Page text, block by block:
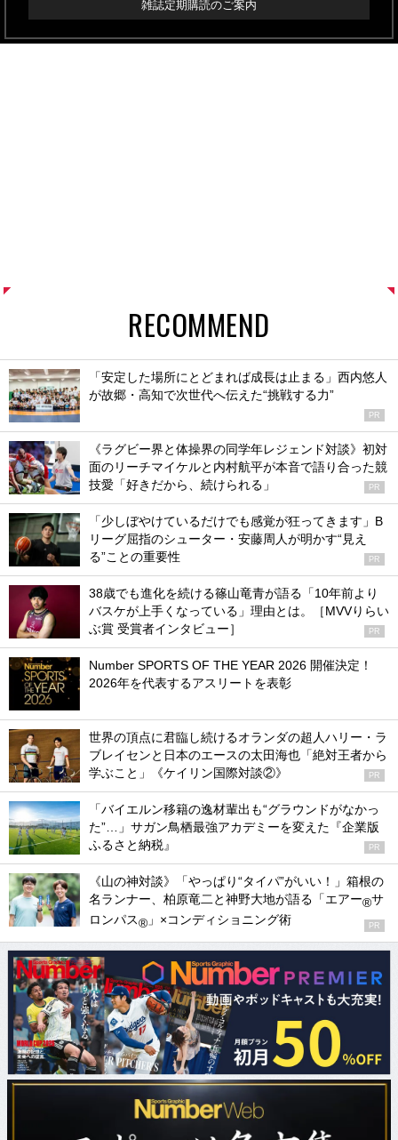
雑誌定期購読のご案内
RECOMMEND
「安定した場所にとどまれば成長は止まる」西内悠人
が故郷・高知で次世代へ伝えた“挑戦する力”
PR
《ラグビー界と体操界の同学年レジェンド対談》初対
面のリーチマイケルと内村航平が本音で語り合った競
技愛「好きだから、続けられる」
PR
「少しぼやけているだけでも感覚が狂ってきます」B
リーグ屈指のシューター・安藤周人が明かす“見え
る”ことの重要性
PR
38歳でも進化を続ける篠山竜青が語る「10年前より
バスケが上手くなっている」理由とは。［MVVりらい
ぶ賞 受賞者インタビュー］
PR
Number SPORTS OF THE YEAR 2026 開催決定！
2026年を代表するアスリートを表彰
世界の頂点に君臨し続けるオランダの超人ハリー・ラ
ブレイセンと日本のエースの太田海也「絶対王者から
学ぶこと」《ケイリン国際対談②》
PR
「バイエルン移籍の逸材輩出も“グラウンドがなかっ
た”…」サガン鳥栖最強アカデミーを変えた『企業版
ふるさと納税』
PR
《山の神対談》「やっぱり“タイパ”がいい！」箱根の
名ランナー、柏原竜二と神野大地が語る「エアー®サ
ロンパス® 」×コンディショニング術 PR